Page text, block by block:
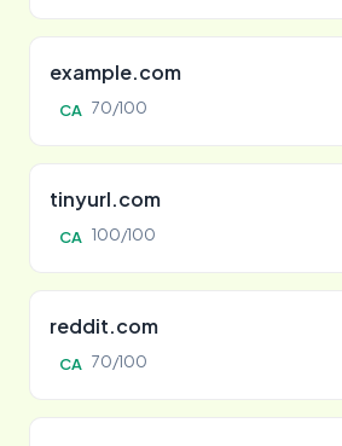
example.com
CA 70/100
tinyurl.com
CA 100/100
reddit.com
CA 70/100